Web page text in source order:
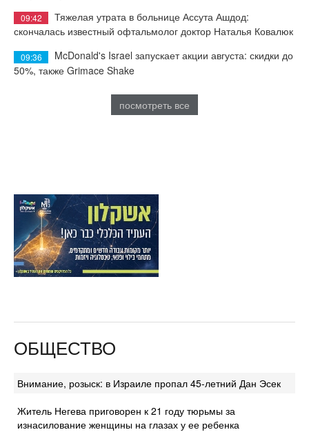
09:42
Тяжелая утрата в больнице Ассута Ашдод:
скончалась известный офтальмолог доктор Наталья Ковалюк
09:36
McDonald's Israel запускает акции августа: скидки до
50%, также Grimace Shake
посмотреть все
ОБЩЕСТВО
Внимание, розыск: в Израиле пропал 45-летний Дан Эсек
Житель Негева приговорен к 21 году тюрьмы за
изнасилование женщины на глазах у ее ребенка